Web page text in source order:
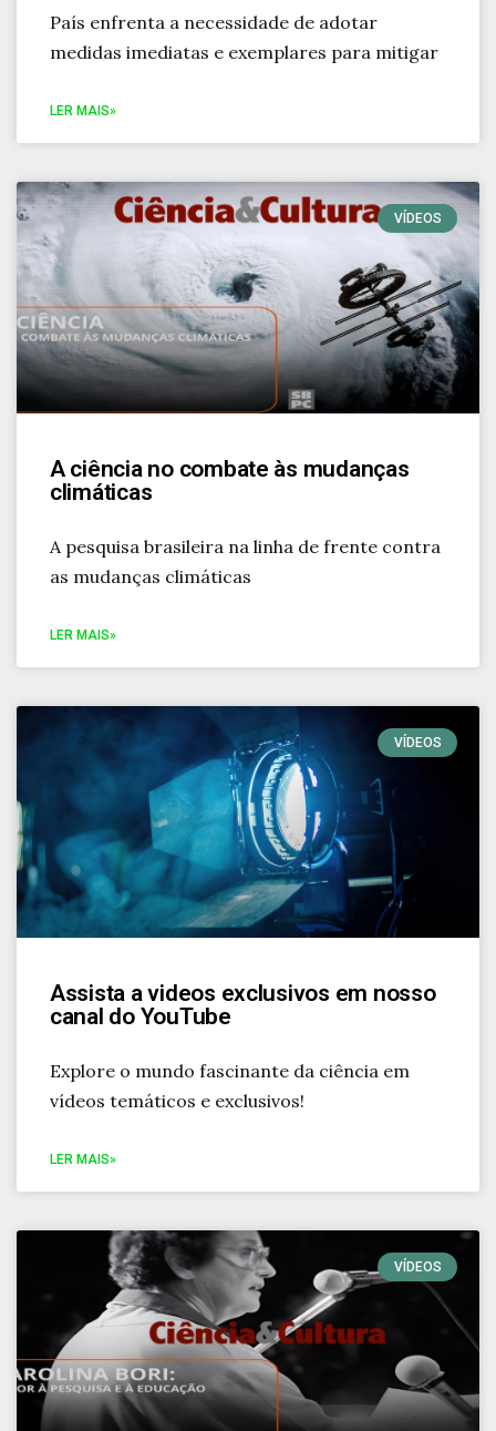
País enfrenta a necessidade de adotar
medidas imediatas e exemplares para mitigar
LER MAIS»
VÍDEOS
A ciência no combate às mudanças
climáticas
A pesquisa brasileira na linha de frente contra
as mudanças climáticas
LER MAIS»
VÍDEOS
Assista a videos exclusivos em nosso
canal do YouTube
Explore o mundo fascinante da ciência em
vídeos temáticos e exclusivos!
LER MAIS»
VÍDEOS